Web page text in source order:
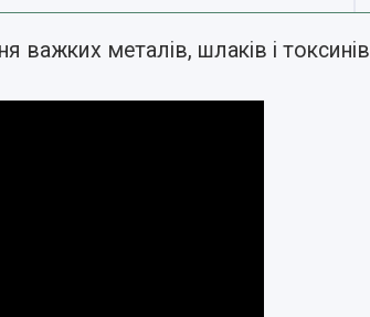
важких металів, шлаків і токсинів